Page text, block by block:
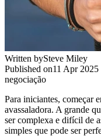
Written bySteve Miley
Published on11 Apr 2025
negociação
Para iniciantes, começar
avassaladora. A grande
ser complexa e difícil de
simples que pode ser